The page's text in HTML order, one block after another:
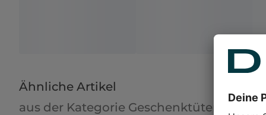
Ähnliche Artikel
aus der Kategorie Geschenktüten & -